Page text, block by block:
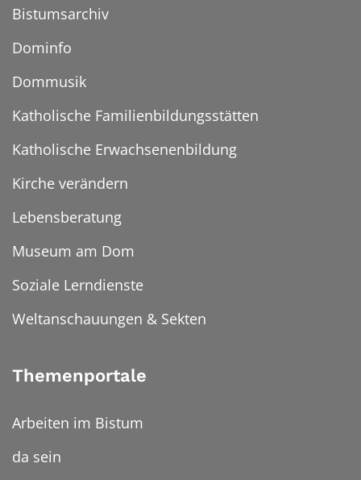
Bistumsarchiv
Dominfo
Dommusik
Katholische Familienbildungsstätten
Katholische Erwachsenenbildung
Kirche verändern
Lebensberatung
Museum am Dom
Soziale Lerndienste
Weltanschauungen & Sekten
Themenportale
Arbeiten im Bistum
da sein